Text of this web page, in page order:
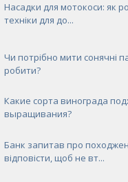
Насадки для мотокоси: як
техніки для до...
Чи потрібно мити сонячні
робити?
Какие сорта винограда
выращивания?
Банк запитав про
відповісти, щоб не вт...